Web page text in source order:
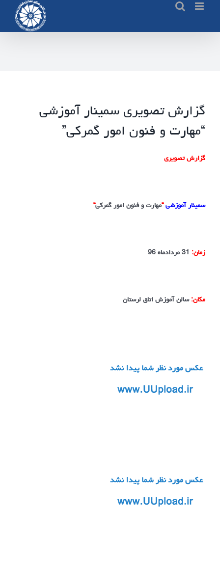
content
گزارش تصویری سمینار آموزشی
“مهارت و فنون امور گمرکی”
گزارش تصویری
سمینار آموزشی“مهارت و فنون امور گمرکی“
زمان:
مکان:سالن آموزش اتاق لرستان